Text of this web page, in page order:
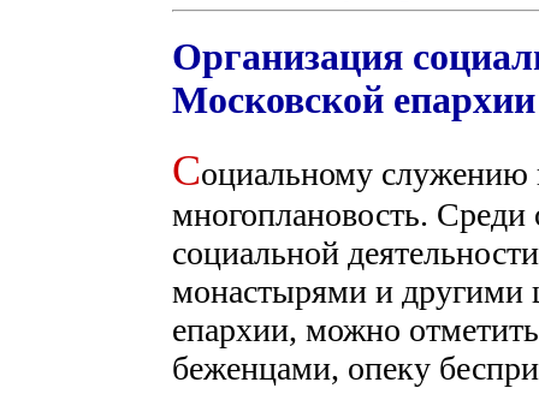
Организация
Московской епархии
Социальному служению
многоплановость.
социальной
монастырями и другими
епархии, можно
беженцами, опеку